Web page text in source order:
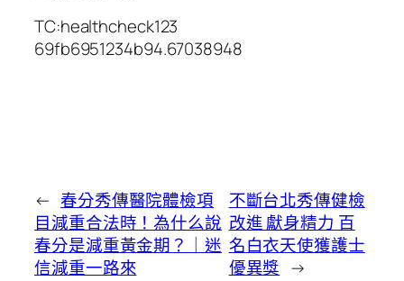
TC:healthcheck123
69fb6951234b94.67038948
← 春分秀傳醫院體檢項
目減重合法時！為什么說
春分是減重黃金期？｜迷
信減重一路來
不斷台北秀傳健檢
改進 獻身精力 百
名白衣天使獲護士
優異獎 →